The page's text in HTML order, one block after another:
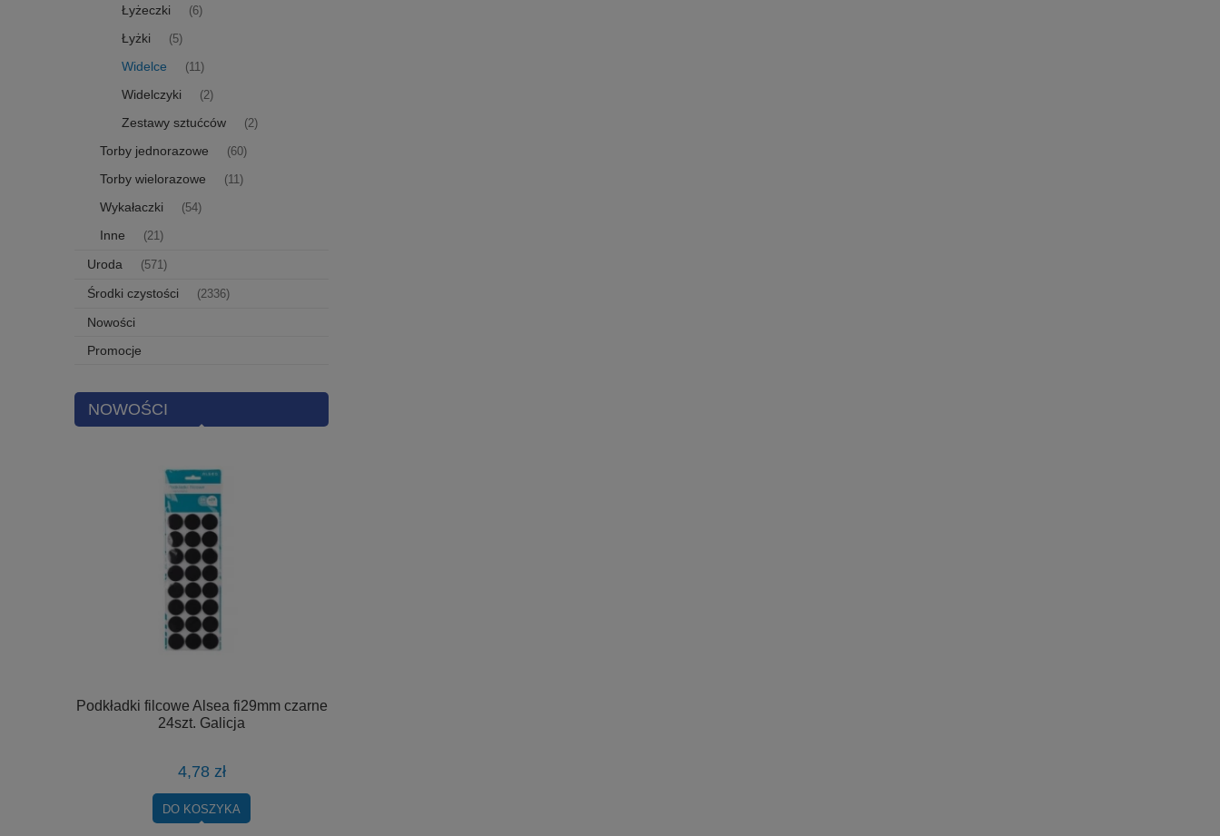
Łyżeczki (6)
Łyżki (5)
Widelce (11)
Widelczyki (2)
Zestawy sztućców (2)
Torby jednorazowe (60)
Torby wielorazowe (11)
Wykałaczki (54)
Inne (21)
Uroda (571)
Środki czystości (2336)
Nowości
Promocje
NOWOŚCI
Podkładki filcowe Alsea fi29mm czarne
24szt. Galicja
4,78 zł
DO KOSZYKA